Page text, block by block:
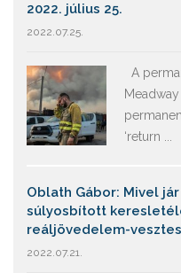
2022. július 25.
2022.07.25.
A
‘return ...
Oblath Gábor: Mivel
súlyosbított
reáljövedelem-
2022.07.21.